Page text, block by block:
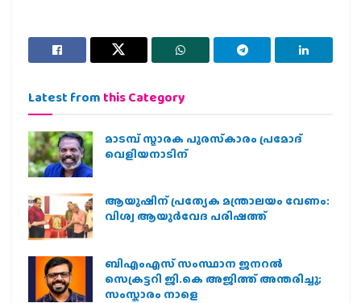
Latest from this Category
മാടമ്പ് സ്മാരക പുരസ്‌കാരം പ്രമോദ്
വെളിയനാടിന്
ആയുഷിന് പ്രത്യേക മന്ത്രാലയം വേണം:
വിശ്വ ആയുര്‍വേദ പരിഷത്ത്
ബിഎംഎസ് സംസ്ഥാന ജനറൽ
സെക്രട്ടറി ജി.കെ അജിത്ത് അന്തരിച്ചു;
സംസ്കാരം നാളെ